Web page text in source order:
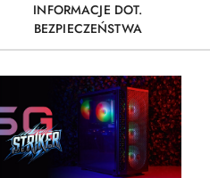
INFORMACJE DOT.
BEZPIECZEŃSTWA